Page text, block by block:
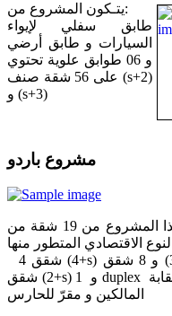
يتـكون المشروع من:
طابق سفلي لإيواء
السيارات و طابق أرضي
و 06 طوابق علوية تحتوي
على 56 شقة صنف (s+2)
و (s+3)
مشروع باردو
يتكون هذا المشروع من 19 شقة من
4 شقق (4+s) و 8 شقق (3+s) و 6
شقق (2+s) و 1 duplex و مقرّ لنقابة
المالكين و مقرّ للحارس